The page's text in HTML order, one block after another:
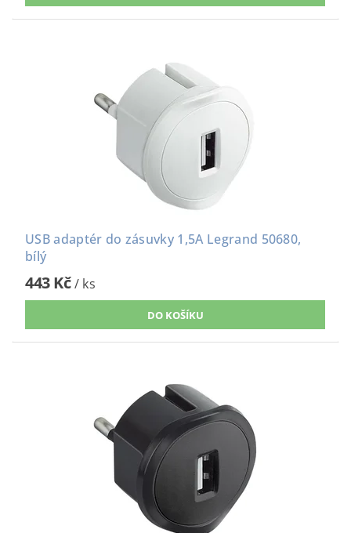
USB adaptér do zásuvky 1,5A Legrand 50680,
bílý
443 Kč/ ks